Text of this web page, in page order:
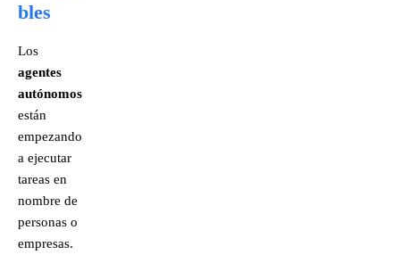
bles
Los
agentes
autónomos
están
empezando
a ejecutar
tareas en
nombre de
personas o
empresas.